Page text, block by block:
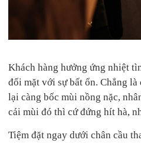
Khách hàng hưởng ứng nhiệt
đối mặt với sự bất ổn. Chẳng
lại càng bốc mùi nồng nặc,
cái mùi đó thì cứ đứng hít hà,
Tiệm đặt ngay dưới chân cầu